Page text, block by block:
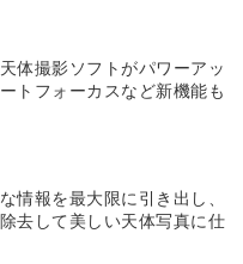
体撮影ソフトがパワーアッ
トフォーカスなど新機能も
情報を最大限に引き出し、
去して美しい天体写真に仕